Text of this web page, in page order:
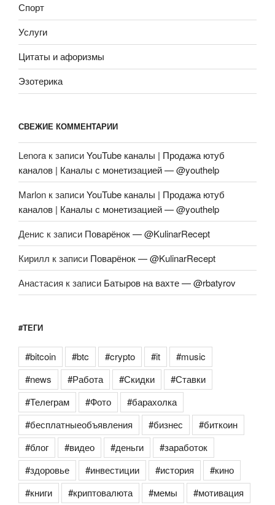
Спорт
Услуги
Цитаты и афоризмы
Эзотерика
СВЕЖИЕ КОММЕНТАРИИ
Lenora к записиYouTube каналы | Продажа ютуб
каналов | Каналы с монетизацией — @youthelp
Marlon к записиYouTube каналы | Продажа ютуб
каналов | Каналы с монетизацией — @youthelp
Денис к записи Поварёнок — @KulinarRecept
Кирилл к записи Поварёнок — @KulinarRecept
Анастасия к записи Батыров на вахте — @rbatyrov
#ТЕГИ
#bitcoin #btc #crypto #it
#music
#news
#Работа #Скидки
#Ставки
#Телеграм
#Фото
#барахолка
#бесплатныеобъявления
#бизнес
#биткоин
#блог
#видео #деньги
#заработок
#здоровье
#инвестиции #история
#кино
#книги
#криптовалюта #мемы
#мотивация